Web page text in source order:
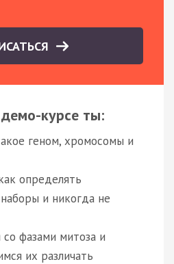
курсе ты:
геном, хромосомы и
определять
и никогда не
фазами митоза и
их различать